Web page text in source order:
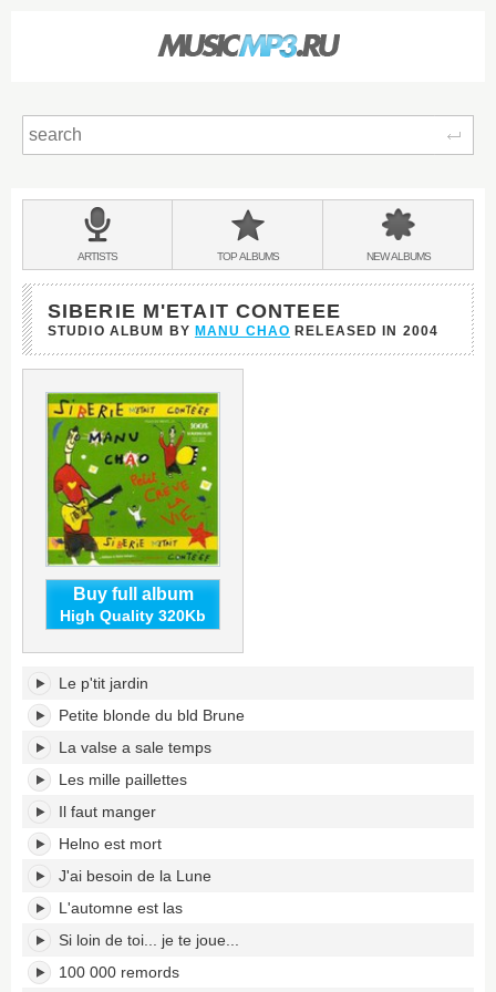
BANDS
&
ARTISTS TOPALBUMS NEWALBUMS
SIBERIE M'ETAIT CONTEEE
STUDIO ALBUM BY MANU CHAO RELEASED IN 2004
Buy full album
High Quality 320Kb
Siberie
m'etait
conteee's
tracklist:
Le p'tit jardin
Petite blonde du bld Brune
La valse a sale temps
Les mille paillettes
Il faut manger
Helno est mort
J'ai besoin de la Lune
L'automne est las
Si loin de toi... je te joue...
100 000 remords